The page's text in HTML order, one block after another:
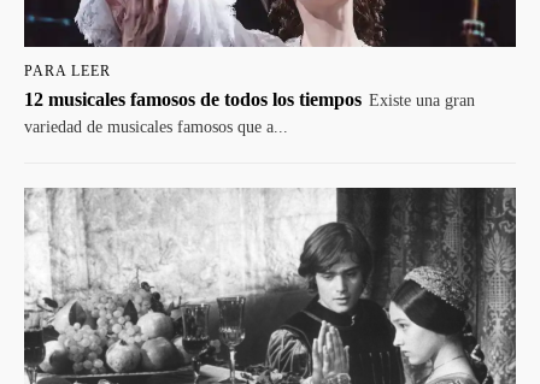
PARA LEER
12 musicales famosos de todos los tiempos Existe una gran
variedad de musicales famosos que a...